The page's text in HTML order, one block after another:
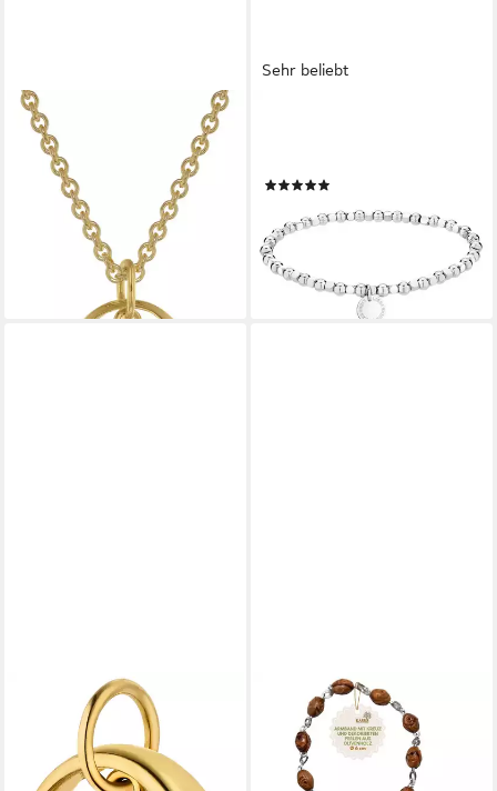
TRENDOR
Kette mit Anhänger Taufring
mit Engelherz Gold 333 an
goldplattierter Silberkette
149,90 €
lieferbar - in 2-3 Werktagen bei dir
Sehr beliebt
UVP59,90 €
-45%
lieferbar - in 2-3 Werktagen bei dir
Kettenanhänger Anhänger
Taufring Engel Schutzengel 11
mm, 8 Karat 333 Gold mit
KASSIS GESCHENKARTIKEL
Armband mit verzierten
Olivenholz-Perlen Geschenk
Talisman Glücksbringer,